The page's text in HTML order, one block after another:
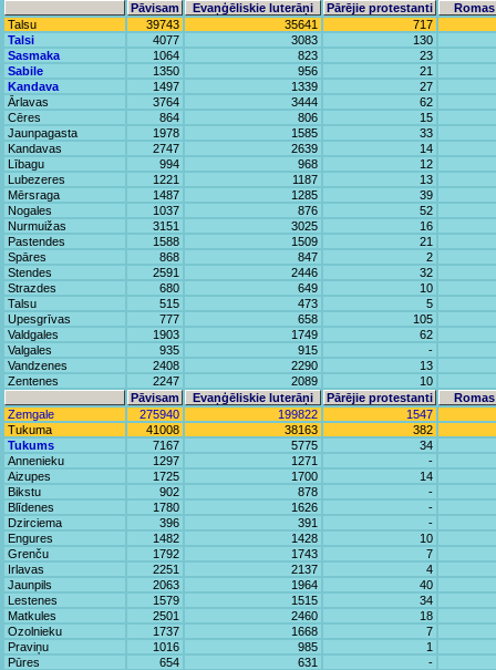
Pāvisam
Evaņģēliskie luterāņi Pārējie protestanti
Talsu
39743 35641
717
Talsi
4077 3083
130
Sasmaka
1064 823
23
Sabile
1350 956
21
Kandava
1497 1339
27
Ārlavas
3764 3444
62
Cēres
864 806
15
Jaunpagasta
1978 1585
33
Kandavas
2747 2639
14
Lībagu
994 968
12
Lubezeres
1221 1187
13
Mērsraga
1487 1285
39
Nogales
1037 876
52
Nurmuižas
3151 3025
16
Pastendes
1588 1509
21
Spāres
868 847
2
Stendes
2591 2446
32
Strazdes
680 649
10
Talsu
515 473
5
Upesgrīvas
777 658
105
Valdgales
1903 1749
62
Valgales
935 915
-
Vandzenes
2408 2290
13
Zentenes
2247 2089
10
Pāvisam
Evaņģēliskie luterāņi Pārējie protestanti
Zemgale
275940 199822
1547
Tukuma
41008 38163
382
Tukums
7167 5775
34
Annenieku
1297 1271
-
Aizupes
1725 1700
14
Bikstu
902 878
-
Blīdenes
1780 1626
-
Dzirciema
396 391
-
Engures
1482 1428
10
Grenču
1792 1743
7
Irlavas
2251 2137
4
Jaunpils
2063 1964
40
Lestenes
1579 1515
34
Matkules
2501 2460
18
Ozolnieku
1737 1668
7
Praviņu
1016 985
1
Pūres
654 631
-